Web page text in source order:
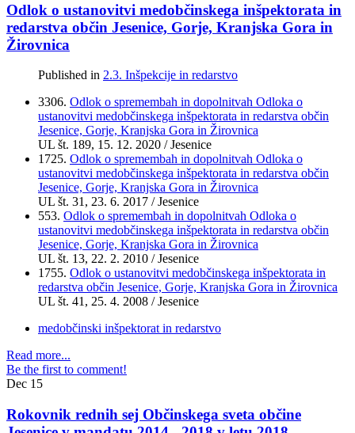
Odlok o ustanovitvi medobčinskega inšpektorata in
redarstva občin Jesenice, Gorje, Kranjska Gora in
Žirovnica
Published in 2.3. Inšpekcije in redarstvo
3306. Odlok o spremembah in dopolnitvah Odloka o
ustanovitvi medobčinskega inšpektorata in redarstva občin
Jesenice, Gorje, Kranjska Gora in Žirovnica
UL št. 189, 15. 12. 2020 / Jesenice
1725. Odlok o spremembah in dopolnitvah Odloka o
ustanovitvi medobčinskega inšpektorata in redarstva občin
Jesenice, Gorje, Kranjska Gora in Žirovnica
UL št. 31, 23. 6. 2017 / Jesenice
553. Odlok o spremembah in dopolnitvah Odloka o
ustanovitvi medobčinskega inšpektorata in redarstva občin
Jesenice, Gorje, Kranjska Gora in Žirovnica
UL št. 13, 22. 2. 2010 / Jesenice
1755. Odlok o ustanovitvi medobčinskega inšpektorata in
redarstva občin Jesenice, Gorje, Kranjska Gora in Žirovnica
UL št. 41, 25. 4. 2008 / Jesenice
medobčinski inšpektorat in redarstvo
Read more...
Be the first to comment!
Dec 15
Rokovnik rednih sej Občinskega sveta občine